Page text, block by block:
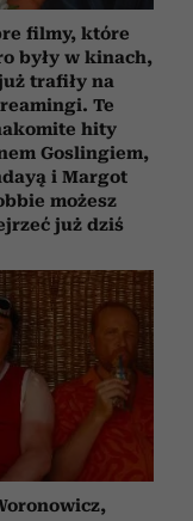
filmy, które
były w kinach,
trafiły na
Te
hity
Goslingiem,
i Margot
możesz
już dziś